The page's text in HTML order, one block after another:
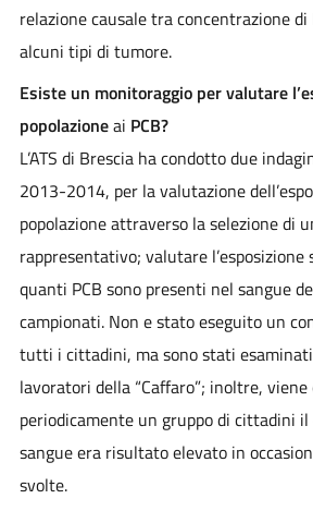
relazione causale tra concentrazione di
alcuni tipi di tumore.
Esiste un monitoraggio per valutare
popolazioneai PCB?
L’ATS di Brescia ha condotto due
2013-2014, per la valutazione
popolazione attraverso la selezione di
rappresentativo; valutare
quanti PCB sono presenti nel sangue
campionati. Non e stato eseguito un
tutti i cittadini, ma sono stati
lavoratori della “Caffaro”; inoltre,
periodicamente un gruppo di cittadini il
sangue era risultato elevato in
svolte.